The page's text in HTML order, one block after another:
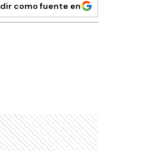
como fuente en